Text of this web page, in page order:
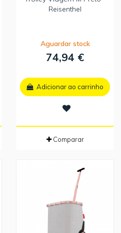
Reisenthel
Aguardar stock
74,94 €
Adicionar ao carrinho
Comparar